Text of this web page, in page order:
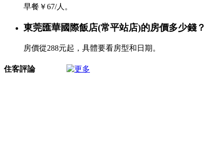
早餐￥67/人。
東莞匯華國際飯店(常平站店)的房價多少錢？
房價從288元起，具體要看房型和日期。
住客評論